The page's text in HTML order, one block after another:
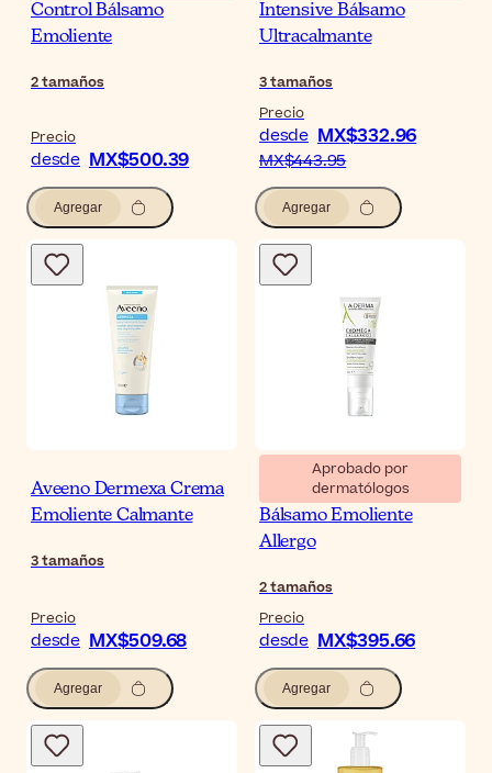
Control Bálsamo
Emoliente
2tamaños
Precio
desde MX$500.39
Agregar
Intensive Bálsamo
Ultracalmante
3tamaños
Precio
desde MX$332.96
MX$443.95
Agregar
Aveeno Dermexa Crema
Emoliente Calmante
3tamaños
Precio
desde MX$509.68
Agregar
Aprobado por
dermatólogos
A-Derma Exomega
Bálsamo Emoliente
Allergo
2tamaños
Precio
desde MX$395.66
Agregar